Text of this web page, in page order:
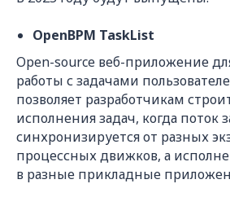
OpenBPM TaskList
Open-source веб-приложение
работы с задачами
позволяет разработчикам
исполнения задач, когда поток
синхронизируется от разных
процессных движков, а
в разные прикладные